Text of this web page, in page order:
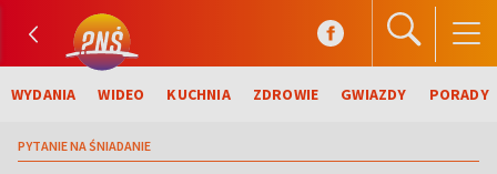
WYDANIA WIDEO KUCHNIA ZDROWIE GWIAZDY PORADY
PYTANIE NA ŚNIADANIE